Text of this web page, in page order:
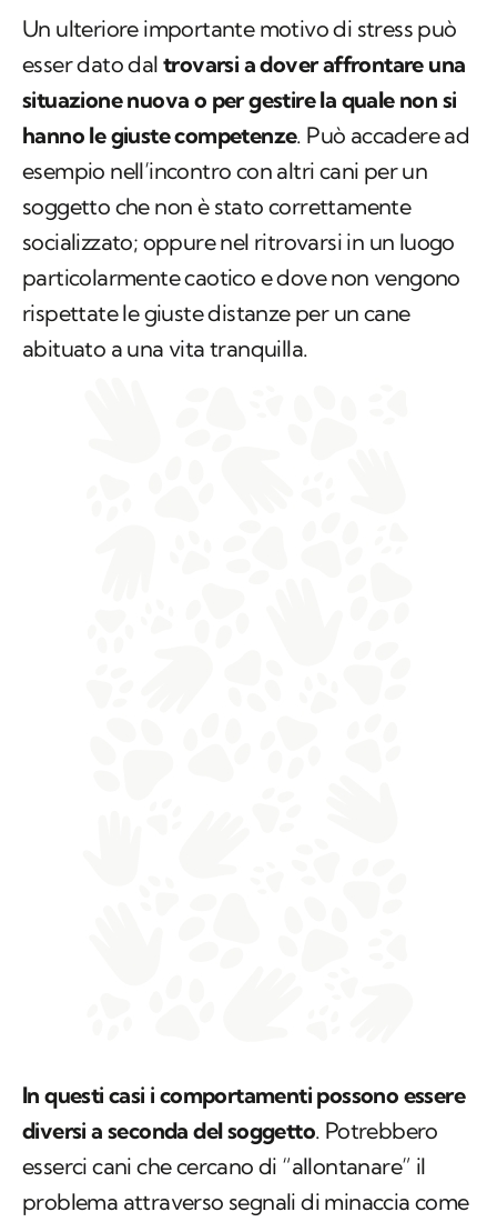
Un ulteriore importante motivo di stress può
esser dato dal trovarsi a dover affrontare una
situazione nuova o per gestire la quale non si
hanno le giuste competenze. Può accadere ad
esempio nell’incontro con altri cani per un
soggetto che non è stato correttamente
socializzato; oppure nel ritrovarsi in un luogo
particolarmente caotico e dove non vengono
rispettate le giuste distanze per un cane
abituato a una vita tranquilla.
In questi casi i comportamenti possono essere
diversi a seconda del soggetto. Potrebbero
esserci cani che cercano di “allontanare” il
problema attraverso segnali di minaccia come